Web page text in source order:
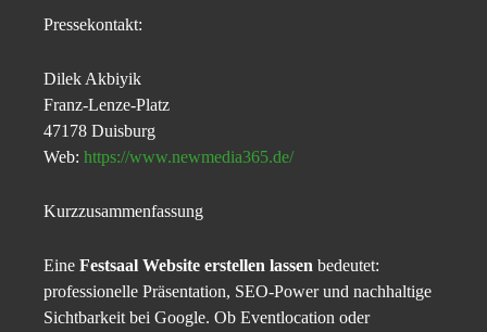
Pressekontakt:
Dilek Akbiyik
Franz-Lenze-Platz
47178 Duisburg
Web: https://www.newmedia365.de/
Kurzzusammenfassung
Eine Festsaal Website erstellen lassen bedeutet:
professionelle Präsentation, SEO-Power und nachhaltige
Sichtbarkeit bei Google. Ob Eventlocation oder